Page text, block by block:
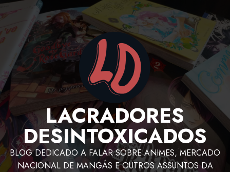
LACRADORES
DESINTOXICADOS
BLOG DEDICADO A FALAR SOBRE ANIMES, MERCADO
NACIONAL DE MANGÁS E OUTROS ASSUNTOS DA